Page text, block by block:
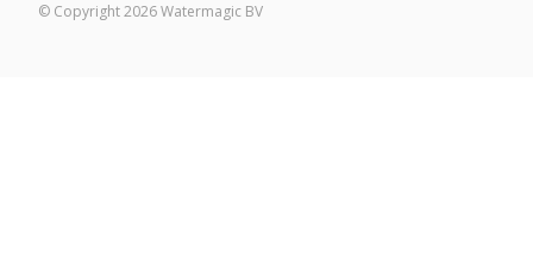
© Copyright 2026 Watermagic BV